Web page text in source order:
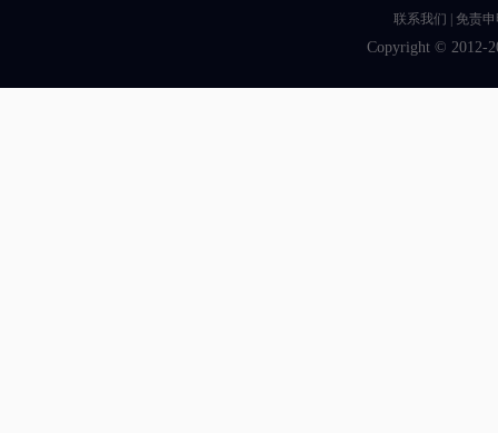
联系我们 免责
Copyright © 2012-